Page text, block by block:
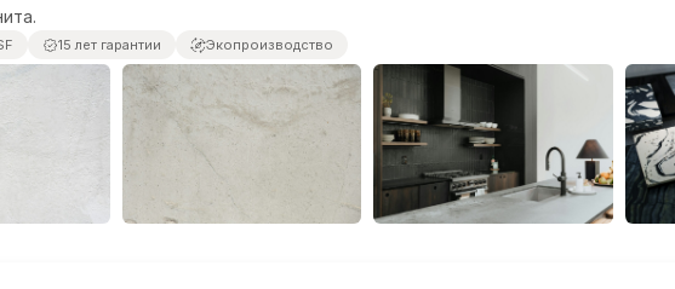
15 лет гарантии Экопроизводство